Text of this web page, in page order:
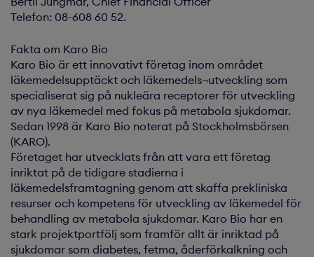
Telefon: 08-608 60 52.
Fakta om Karo Bio
Karo Bio är ett innovativt företag inom området
läkemedelsupptäckt och läkemedels¬utveckling som
specialiserat sig på nukleära receptorer för utveckling
av nya läkemedel med fokus på metabola sjukdomar.
Sedan 1998 är Karo Bio noterat på Stockholmsbörsen
(KARO).
Företaget har utvecklats från att vara ett företag
inriktat på de tidigare stadierna i
läkemedelsframtagning genom att skaffa prekliniska
resurser och kompetens för utveckling av läkemedel för
behandling av metabola sjukdomar. Karo Bio har en
stark projektportfölj som framför allt är inriktad på
sjukdomar som diabetes, fetma, åderförkalkning och